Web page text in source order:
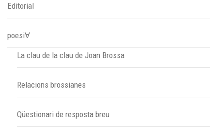
Editorial
poesiⱯ
La clau de la clau de Joan Brossa
Relacions brossianes
Qüestionari de resposta breu